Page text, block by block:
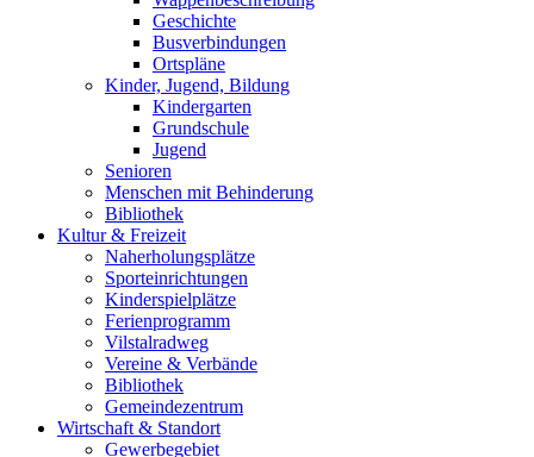
Geschichte
Busverbindungen
Ortspläne
Kinder, Jugend, Bildung
Kindergarten
Grundschule
Jugend
Senioren
Menschen mit Behinderung
Bibliothek
Kultur & Freizeit
Naherholungsplätze
Sporteinrichtungen
Kinderspielplätze
Ferienprogramm
Vilstalradweg
Vereine & Verbände
Bibliothek
Gemeindezentrum
Wirtschaft & Standort
Gewerbegebiet